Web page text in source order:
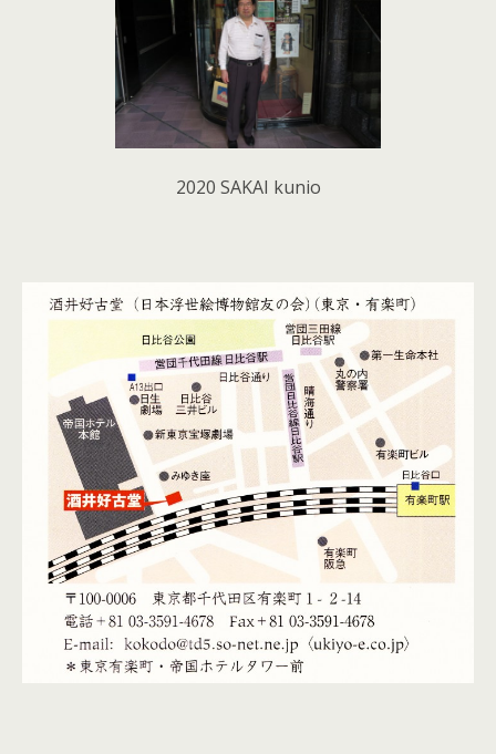
2020 SAKAI kunio